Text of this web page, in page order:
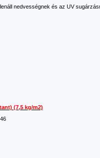
nedvességnek és az UV
(7,5 kg/m2)